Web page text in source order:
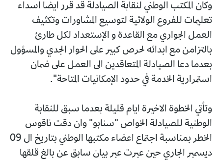
وكان المكتب الوطني لنقابة الصيادلة قد قرر ايضا اسداء
تعليمات للفروع الولائية لتوسيع المشاورات وتكثيف
العمل الجواري مع القاعدة و الإستعداد لكل طارئ
بالتزامن مع ابدائه لحرص كبير على الحوار الجدي والمسؤول
بعدما دعا الصيادلة المتعاقدين الى العمل على ضمان
استمرارية الخدمة في حدود الإمكانيات المتاحة".
وتأتي الخطوة الاخيرة ايام قليلة بعدما سبق للنقابة
الوطنية للصيادلة الخواص "سنابو" وان دقت ناقوس
الخطر بمناسبة اجتماع اعضاء مكتبها الوطني بتاريخ ال 09
ديسمبر الجاري حين عبرت عبر بيان سابق عن بالغ قلقها